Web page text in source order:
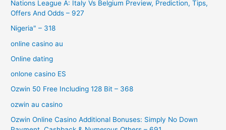
Nations League A: Italy Vs Belgium Preview, Prediction, Tips,
Offers And Odds – 927
Nigeria" – 318
online casino au
Online dating
onlone casino ES
Ozwin 50 Free Including 128 Bit – 368
ozwin au casino
Ozwin Online Casino Additional Bonuses: Simply No Down